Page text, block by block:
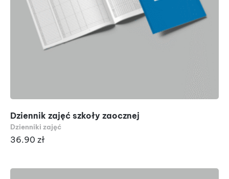
Dziennik zajęć szkoły zaocznej
Dzienniki zajęć
36.90 zł